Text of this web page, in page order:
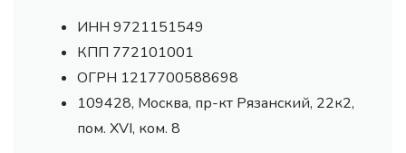
ИНН 9721151549
КПП 772101001
ОГРН 1217700588698
109428, Москва, пр-кт Рязанский, 22к2,
пом. XVI, ком. 8